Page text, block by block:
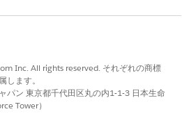
題は解決されましたか?
待ちしております。
Inc. All rights reserved. それぞれの商標
します。
パン 東京都千代田区丸の内1-1-3 日本生命
Tower）